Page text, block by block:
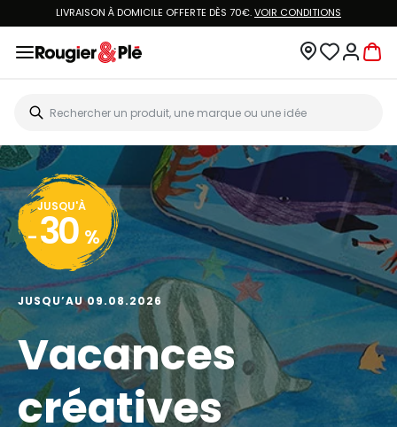
LIVRAISON À DOMICILE OFFERTE DÈS 70€.VOIR CONDITIONS
JUSQU'À
- 30 %
JUSQU’AU 09.08.2026
Vacances
créatives